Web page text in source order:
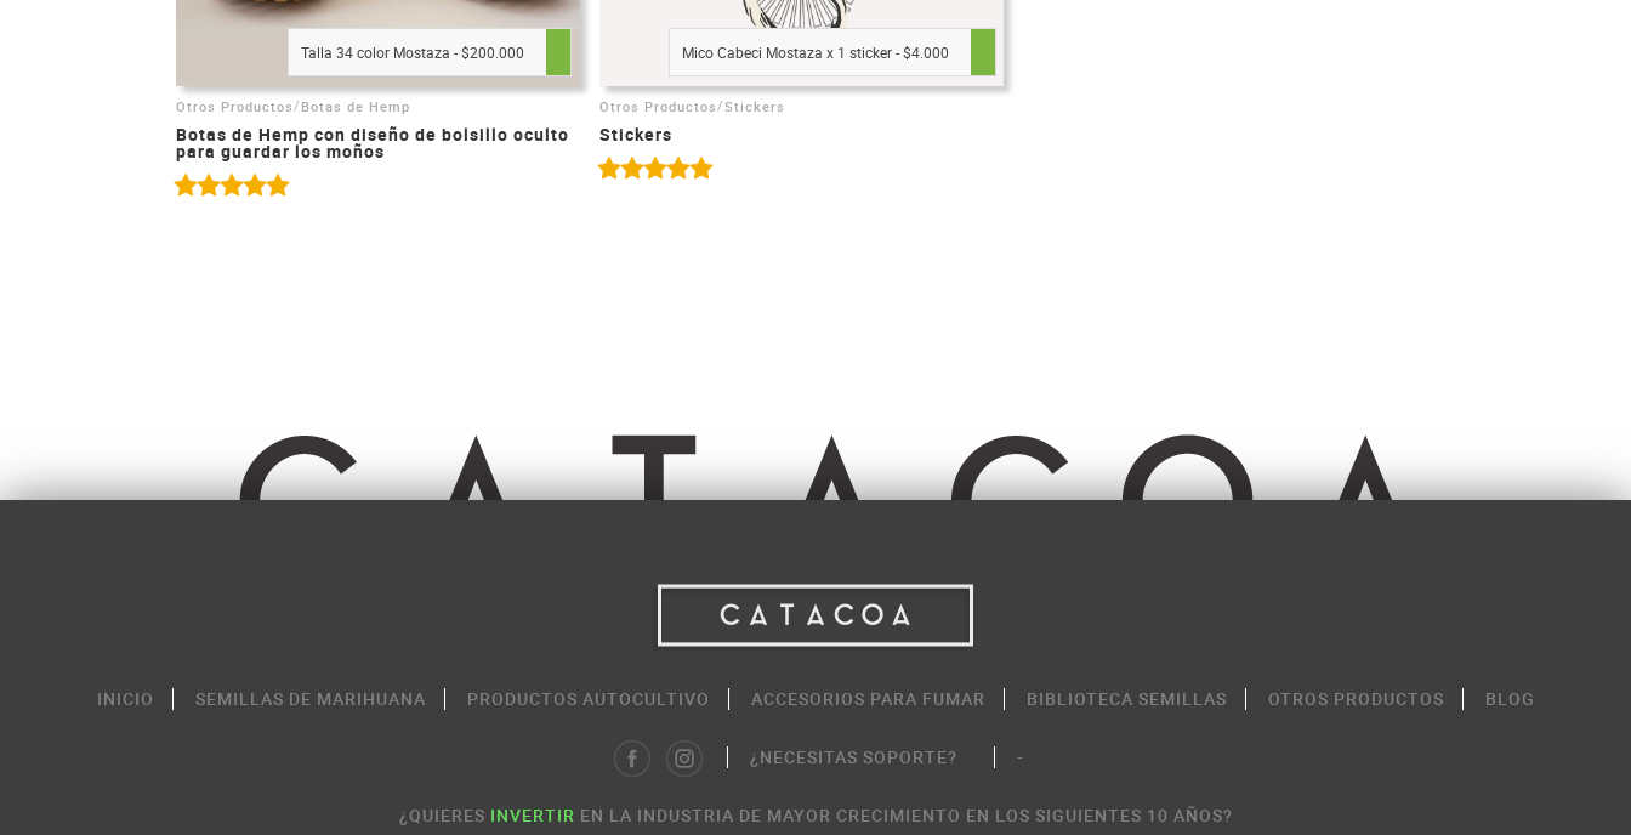
Talla 34 color Mostaza - $200.000
Otros Productos/ Botas de Hemp
Botas de Hemp con diseño de bolsillo oculto
para guardar los moños
Mico Cabeci Mostaza x 1 sticker - $4.000
Otros Productos/Stickers
Stickers
INICIO SEMILLAS DE MARIHUANA PRODUCTOS AUTOCULTIVO ACCESORIOS PARA FUMAR BIBLIOTECA SEMILLAS OTROS PRODUCTOS BLOG
¿NECESITAS SOPORTE? -
¿QUIERES INVERTIR EN LA INDUSTRIA DE MAYOR CRECIMIENTO EN LOS SIGUIENTES 10 AÑOS?